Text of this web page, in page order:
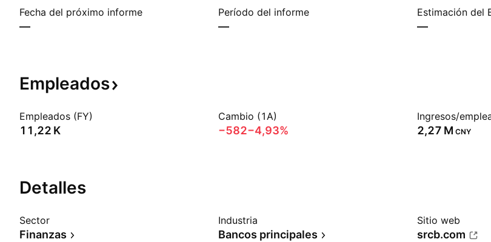
Fecha del próximo informe
—
Período del informe
—
Estimación del
—
Empleados
Empleados (FY)
‪11,22 K‬
Cambio (1A)
−582−4,93%
Ingresos/
‪2,27 M‬ CNY
Detalles
Sector
Finanzas
Industria
Bancos principales
Sitio web
srcb.com